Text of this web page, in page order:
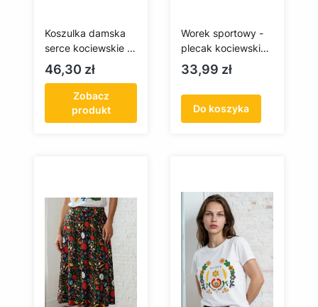
Koszulka damska
serce kociewskie –
haft kociewski
Cena
46,30 zł
Zobacz
produkt
Worek sportowy -
plecak kociewski
(biały)
Cena
33,99 zł
Do koszyka